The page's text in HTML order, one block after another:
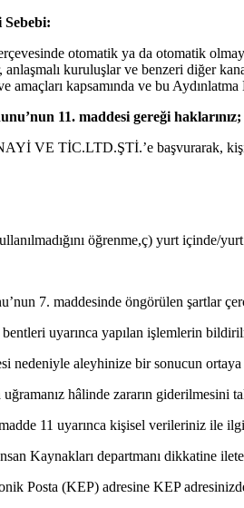
otomatik ya da otomatik
anlaşmalı kuruluşlar ve benzeri diğer
amaçları kapsamında ve bu
11. maddesi gereği haklarınız;
VE TİC.LTD.ŞTİ.’e başvurarak,
öğrenme,ç) yurt içinde/
7. maddesinde öngörülen şartlar
uyarınca yapılan işlemlerin
nedeniyle aleyhinize bir sonucun ortaya
hâlinde zararın giderilmesini
11 uyarınca kişisel verileriniz
Kaynakları departmanı dikkatine
Posta (KEP) adresine KEP